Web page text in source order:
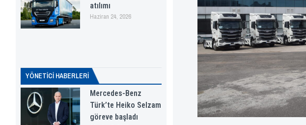
atılımı
Haziran 24, 2026
YÖNETICI HABERLERI
Mercedes-Benz
Türk’te Heiko Selzam
göreve başladı